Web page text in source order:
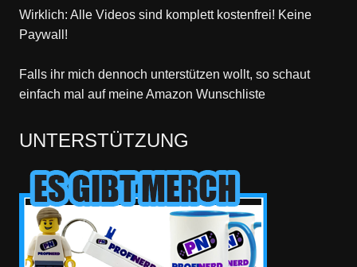
Wirklich: Alle Videos sind komplett kostenfrei! Keine
Paywall!
Falls ihr mich dennoch unterstützen wollt, so schaut
einfach mal auf meine Amazon Wunschliste
UNTERSTÜTZUNG